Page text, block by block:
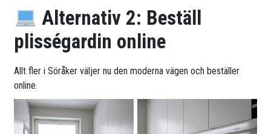
Alternativ 2: Beställ
plisségardin online
Allt fler i Söråker väljer nu den moderna vägen och beställer
online.